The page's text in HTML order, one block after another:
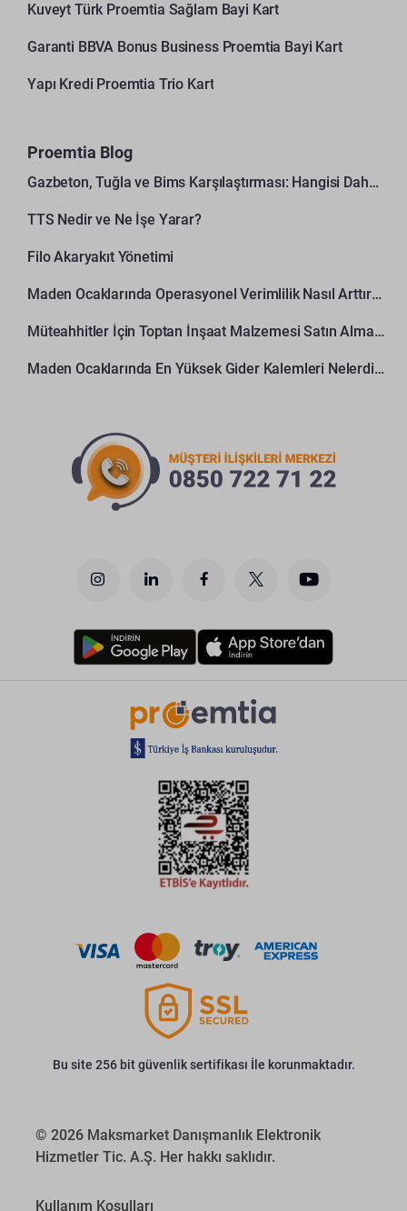
Kuveyt Türk Proemtia Sağlam Bayi Kart
Garanti BBVA Bonus Business Proemtia Bayi Kart
Yapı Kredi Proemtia Trio Kart
Proemtia Blog
Gazbeton, Tuğla ve Bims Karşılaştırması: Hangisi Daha Avantajlı?
TTS Nedir ve Ne İşe Yarar?
Filo Akaryakıt Yönetimi
Maden Ocaklarında Operasyonel Verimlilik Nasıl Arttırılır?
Müteahhitler İçin Toptan İnşaat Malzemesi Satın Alma Rehberi
Maden Ocaklarında En Yüksek Gider Kalemleri Nelerdir?
Bu site 256 bit güvenlik sertifikası İle korunmaktadır.
© 2026 Maksmarket Danışmanlık Elektronik
Hizmetler Tic. A.Ş. Her hakkı saklıdır.
Kullanım Koşulları